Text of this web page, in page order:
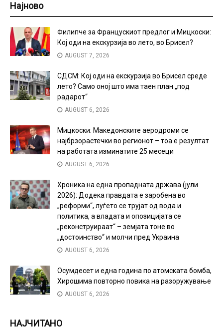
Најново
Филипче за Францускиот предлог и Мицкоски:
Кој оди на екскурзија во лето, во Брисел?
AUGUST 7, 2026
СДСМ: Кој оди на екскурзија во Брисел среде
лето? Само оној што има таен план „под
радарот“
AUGUST 6, 2026
Мицкоски: Македонските аеродроми се
најбрзорастечки во регионот – тоа е резултат
на работата изминатите 25 месеци
AUGUST 6, 2026
Хроника на една пропадната држава (јули
2026): Додека правдата е заробена во
„реформи“, луѓето се трујат од вода и
политика, а владата и опозицијата се
„реконструираат“ – земјата тоне во
„достоинство“ и молчи пред Украина
AUGUST 6, 2026
Осумдесет и една година по атомската бомба,
Хирошима повторно повика на разоружување
AUGUST 6, 2026
НАЈЧИТАНО